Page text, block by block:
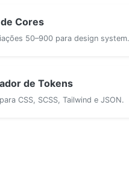
Cores
50–900 para design system.
de Tokens
CSS, SCSS, Tailwind e JSON.